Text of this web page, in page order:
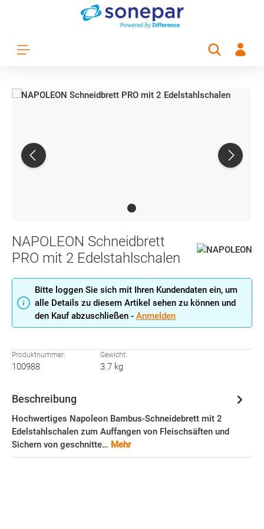
Zum Hauptinhalt springen
NAPOLEON Schneidbrett
PRO mit 2 Edelstahlschalen
Bitte loggen Sie sich mit Ihren Kundendaten ein, um
alle Details zu diesem Artikel sehen zu können und
den Kauf abzuschließen - Anmelden
Produktnummer:
100988
Gewicht:
3.7 kg
Beschreibung
Hochwertiges Napoleon Bambus-Schneidebrett mit 2
Edelstahlschalen zum Auffangen von Fleischsäften und
Sichern von geschnitte… Mehr